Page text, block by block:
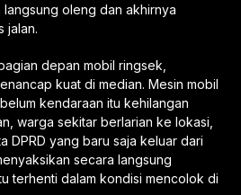
oleng dan akhirnya
jalan.
depan mobil ringsek,
kuat di median. Mesin mobil
kendaraan itu kehilangan
warga sekitar berlarian ke lokasi,
DPRD yang baru saja keluar dari
secara langsung
terhenti dalam kondisi mencolok di